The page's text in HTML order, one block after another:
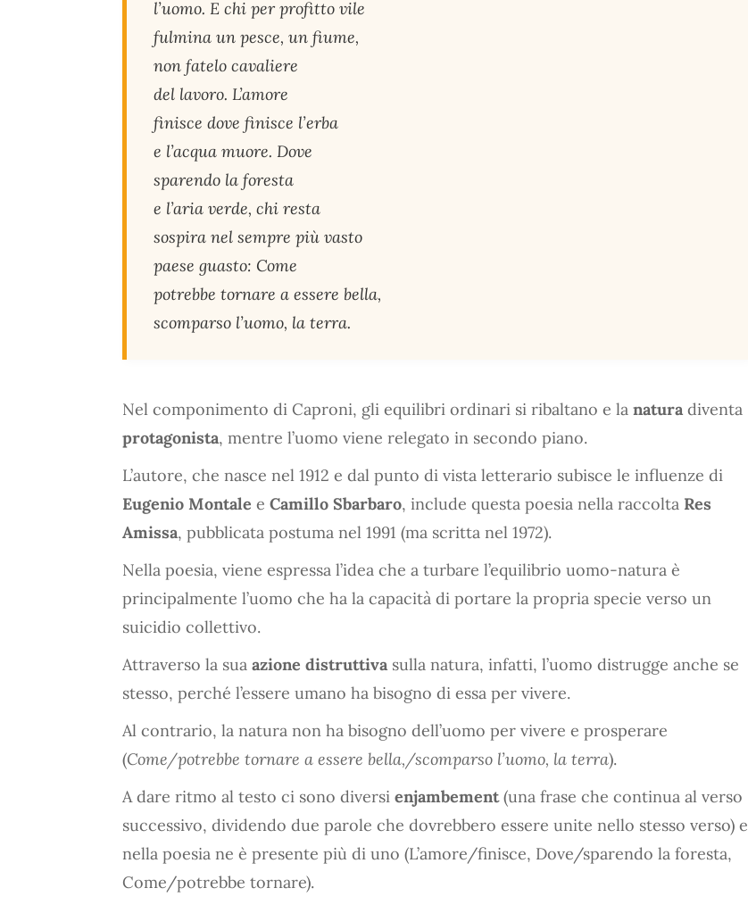
l’uomo. E chi per profitto vile
fulmina un pesce, un fiume,
non fatelo cavaliere
del lavoro. L’amore
finisce dove finisce l’erba
e l’acqua muore. Dove
sparendo la foresta
e l’aria verde, chi resta
sospira nel sempre più vasto
paese guasto: Come
potrebbe tornare a essere bella,
scomparso l’uomo, la terra.
Nel componimento di Caproni, gli equilibri ordinari si ribaltano e la natura diventa
protagonista, mentre l’uomo viene relegato in secondo piano.
L’autore, che nasce nel 1912 e dal punto di vista letterario subisce le influenze di
Eugenio Montale e Camillo Sbarbaro, include questa poesia nella raccolta Res
Amissa, pubblicata postuma nel 1991 (ma scritta nel 1972).
Nella poesia, viene espressa l’idea che a turbare l’equilibrio uomo-natura è
principalmente l’uomo che ha la capacità di portare la propria specie verso un
suicidio collettivo.
Attraverso la sua azione distruttiva sulla natura, infatti, l’uomo distrugge anche se
stesso, perché l’essere umano ha bisogno di essa per vivere.
Al contrario, la natura non ha bisogno dell’uomo per vivere e prosperare
(Come/potrebbe tornare a essere bella,/scomparso l’uomo, la terra).
A dare ritmo al testo ci sono diversi enjambement(una frase che continua al verso
successivo, dividendo due parole che dovrebbero essere unite nello stesso verso) e
nella poesia ne è presente più di uno (L’amore/finisce, Dove/sparendo la foresta,
Come/potrebbe tornare).